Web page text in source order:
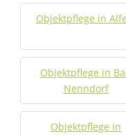
Objektpflege in
Objektpflege in
Nenndorf
Objektpflege in